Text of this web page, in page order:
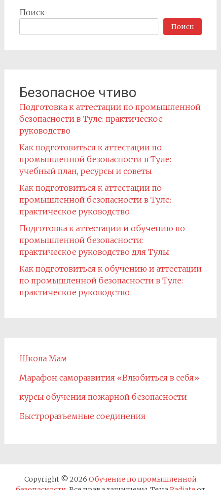
Поиск
Поиск
Безопасное чтиво
Подготовка к аттестации по промышленной
безопасности в Туле: практическое
руководство
Как подготовиться к аттестации по
промышленной безопасности в Туле:
учебный план, ресурсы и советы
Как подготовиться к аттестации по
промышленной безопасности в Туле:
практическое руководство
Подготовка к аттестации и обучению по
промышленной безопасности:
практическое руководство для Тулы
Как подготовиться к обучению и аттестации
по промышленной безопасности в Туле:
практическое руководство
Школа Мам
Марафон саморазвития «Влюбиться в себя»
курсы обучения пожарной безопасности
Быстроразъемные соединения
Copyright © 2026 Обучение по промышленной